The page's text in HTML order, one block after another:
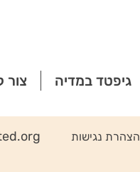
צור גיפטד במדיה
הצהרת נגישות